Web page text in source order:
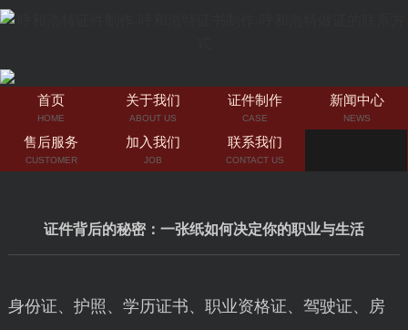
首页
HOME
关于我们
ABOUT US
证件制作
CASE
新闻中心
NEWS
售后服务
CUSTOMER
加入我们
JOB
联系我们
CONTACT US
证件背后的秘密：一张纸如何决定你的职业与生活
身份证、护照、学历证书、职业资格证、驾驶证、房